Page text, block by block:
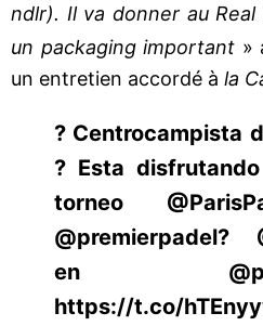
ndlr). Il va donner au
un packaging important »
un entretien accordé à la
? Centrocampista
? Esta
torneo
@premierpadel?
en
https://t.co/